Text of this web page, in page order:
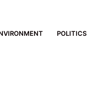
POLITICS